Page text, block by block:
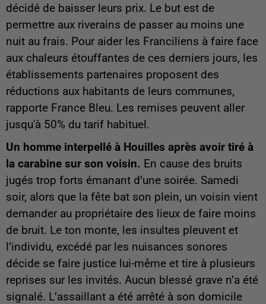
décidé de baisser leurs prix. Le but est de
permettre aux riverains de passer au moins une
nuit au frais. Pour aider les Franciliens à faire face
aux chaleurs étouffantes de ces derniers jours, les
établissements partenaires proposent des
réductions aux habitants de leurs communes,
rapporte France Bleu. Les remises peuvent aller
jusqu'à 50% du tarif habituel.
Un homme interpellé à Houilles après avoir tiré à
la carabine sur son voisin. En cause des bruits
jugés trop forts émanant d’une soirée. Samedi
soir, alors que la fête bat son plein, un voisin vient
demander au propriétaire des lieux de faire moins
de bruit. Le ton monte, les insultes pleuvent et
l’individu, excédé par les nuisances sonores
décide se faire justice lui-même et tire à plusieurs
reprises sur les invités. Aucun blessé grave n’a été
signalé. L’assaillant a été arrêté à son domicile